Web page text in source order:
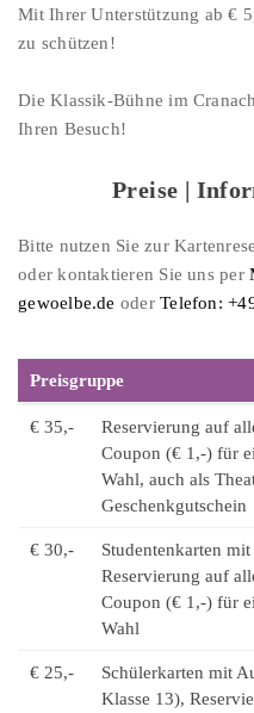
Mit Ihrer Unterstützung ab €
zu schützen!
Die Klassik-Bühne im
Ihren Besuch!
Preise |
Bitte nutzen Sie zur
oder kontaktieren Sie uns per
gewoelbe.de oderTelefon:
Preisgruppe
€ 35,-
Reservierung auf
Coupon (€ 1,-) für
Wahl, auch als
Geschenkgutschein
€ 30,-
Studentenkarten
Reservierung auf
Coupon (€ 1,-) für
Wahl
€ 25,-
Schülerkarten mit
Klasse 13),